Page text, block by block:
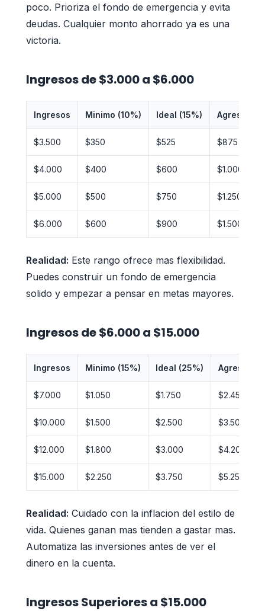
poco. Prioriza el fondo de emergencia y evita
deudas. Cualquier monto ahorrado ya es una
victoria.
Ingresos de $3.000 a $6.000
Ingresos Minimo (10%) Ideal (15%) Agresivo
$3.500 $350 $525 $875
$4.000 $400 $600 $1.000
$5.000 $500 $750 $1.250
$6.000 $600 $900 $1.500
Realidad: Este rango ofrece mas flexibilidad.
Puedes construir un fondo de emergencia
solido y empezar a pensar en metas mayores.
Ingresos de $6.000 a $15.000
Ingresos Minimo (15%) Ideal (25%) Agresivo
$7.000 $1.050 $1.750 $2.450
$10.000 $1.500 $2.500 $3.500
$12.000 $1.800 $3.000 $4.200
$15.000 $2.250 $3.750 $5.250
Realidad: Cuidado con la inflacion del estilo de
vida. Quienes ganan mas tienden a gastar mas.
Automatiza las inversiones antes de ver el
dinero en la cuenta.
Ingresos Superiores a $15.000